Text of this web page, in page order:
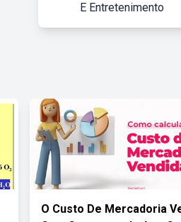
E Entretenimento
O Custo De Mercadoria